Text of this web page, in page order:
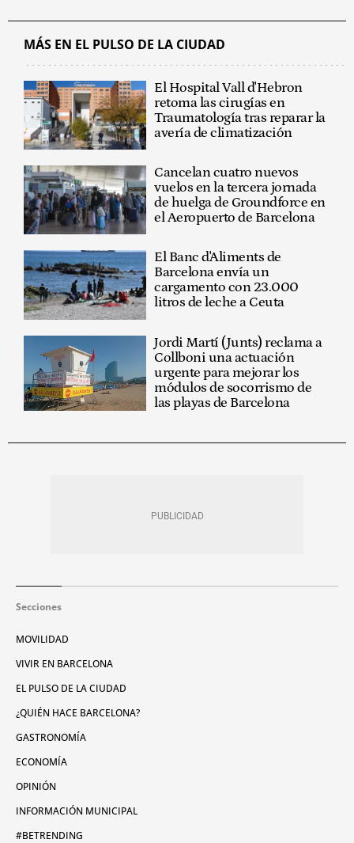
MÁS EN EL PULSO DE LA CIUDAD
El Hospital Vall d'Hebron
retoma las cirugías en
Traumatología tras reparar la
avería de climatización
Cancelan cuatro nuevos
vuelos en la tercera jornada
de huelga de Groundforce en
el Aeropuerto de Barcelona
El Banc d'Aliments de
Barcelona envía un
cargamento con 23.000
litros de leche a Ceuta
Jordi Martí (Junts) reclama a
Collboni una actuación
urgente para mejorar los
módulos de socorrismo de
las playas de Barcelona
Secciones
MOVILIDAD
VIVIR EN BARCELONA
EL PULSO DE LA CIUDAD
¿QUIÉN HACE BARCELONA?
GASTRONOMÍA
ECONOMÍA
OPINIÓN
INFORMACIÓN MUNICIPAL
#BETRENDING